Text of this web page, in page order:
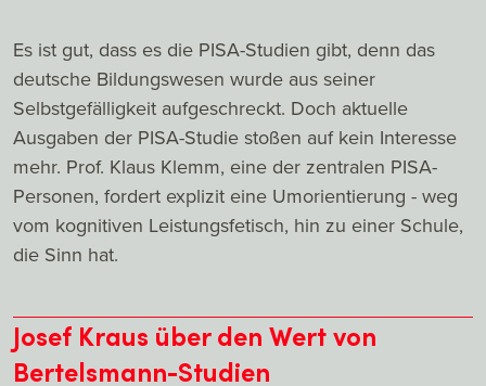
Es ist gut, dass es die PISA-Studien gibt, denn das
deutsche Bildungswesen wurde aus seiner
Selbstgefälligkeit aufgeschreckt. Doch aktuelle
Ausgaben der PISA-Studie stoßen auf kein Interesse
mehr. Prof. Klaus Klemm, eine der zentralen PISA-
Personen, fordert explizit eine Umorientierung - weg
vom kognitiven Leistungsfetisch, hin zu einer Schule,
die Sinn hat.
Josef Kraus über den Wert von
Bertelsmann-Studien